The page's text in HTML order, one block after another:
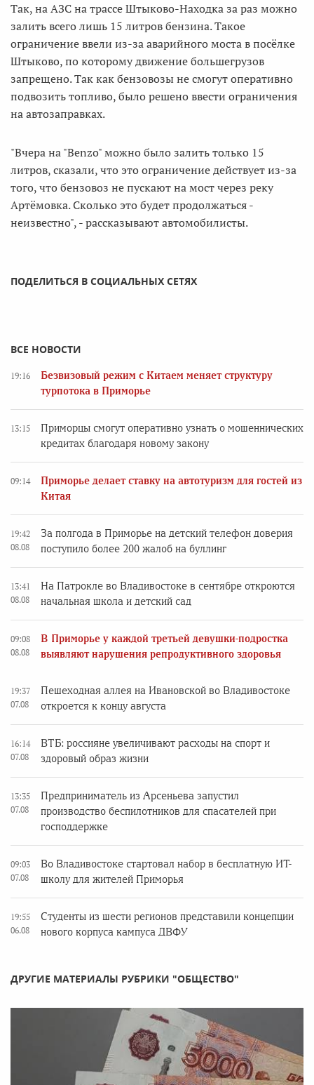
Так, на АЗС на трассе Штыково-Находка за раз можно
залить всего лишь 15 литров бензина. Такое
ограничение ввели из-за аварийного моста в посёлке
Штыково, по которому движение большегрузов
запрещено. Так как бензовозы не смогут оперативно
подвозить топливо, было решено ввести ограничения
на автозаправках.
"Вчера на "Benzo" можно было залить только 15
литров, сказали, что это ограничение действует из-за
того, что бензовоз не пускают на мост через реку
Артёмовка. Сколько это будет продолжаться -
неизвестно", - рассказывают автомобилисты.
ПОДЕЛИТЬСЯ В СОЦИАЛЬНЫХ СЕТЯХ
ВСЕ НОВОСТИ
19:16
Безвизовый режим с Китаем меняет структуру
турпотока в Приморье
13:15
Приморцы смогут оперативно узнать о мошеннических
кредитах благодаря новому закону
09:14
Приморье делает ставку на автотуризм для гостей из
Китая
19:42
08.08
За полгода в Приморье на детский телефон доверия
поступило более 200 жалоб на буллинг
13:41
08.08
На Патрокле во Владивостоке в сентябре откроются
начальная школа и детский сад
09:08
08.08
В Приморье у каждой третьей девушки-подростка
выявляют нарушения репродуктивного здоровья
19:37
07.08
Пешеходная аллея на Ивановской во Владивостоке
откроется к концу августа
16:14
07.08
ВТБ: россияне увеличивают расходы на спорт и
здоровый образ жизни
13:35
07.08
Предприниматель из Арсеньева запустил
производство беспилотников для спасателей при
господдержке
09:03
07.08
Во Владивостоке стартовал набор в бесплатную ИТ-
школу для жителей Приморья
19:55
06.08
Студенты из шести регионов представили концепции
нового корпуса кампуса ДВФУ
ДРУГИЕ МАТЕРИАЛЫ РУБРИКИ "ОБЩЕСТВО"